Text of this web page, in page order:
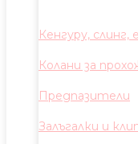
Кенгуру, слинг,
Колани за
Предпазители
Залъгалки и